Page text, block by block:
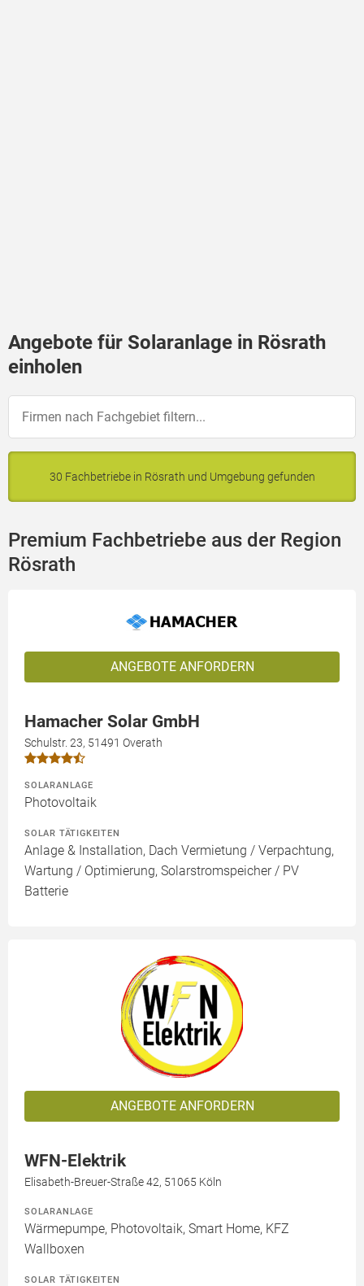
Angebote für Solaranlage in Rösrath
einholen
30 Fachbetriebe in Rösrath und Umgebung gefunden
Premium Fachbetriebe aus der Region
Rösrath
ANGEBOTE ANFORDERN
Hamacher Solar GmbH
Schulstr. 23, 51491 Overath
SOLARANLAGE
Photovoltaik
SOLAR TÄTIGKEITEN
Anlage & Installation, Dach Vermietung / Verpachtung,
Wartung / Optimierung, Solarstromspeicher / PV
Batterie
ANGEBOTE ANFORDERN
WFN-Elektrik
Elisabeth-Breuer-Straße 42, 51065 Köln
SOLARANLAGE
Wärmepumpe, Photovoltaik, Smart Home, KFZ
Wallboxen
SOLAR TÄTIGKEITEN